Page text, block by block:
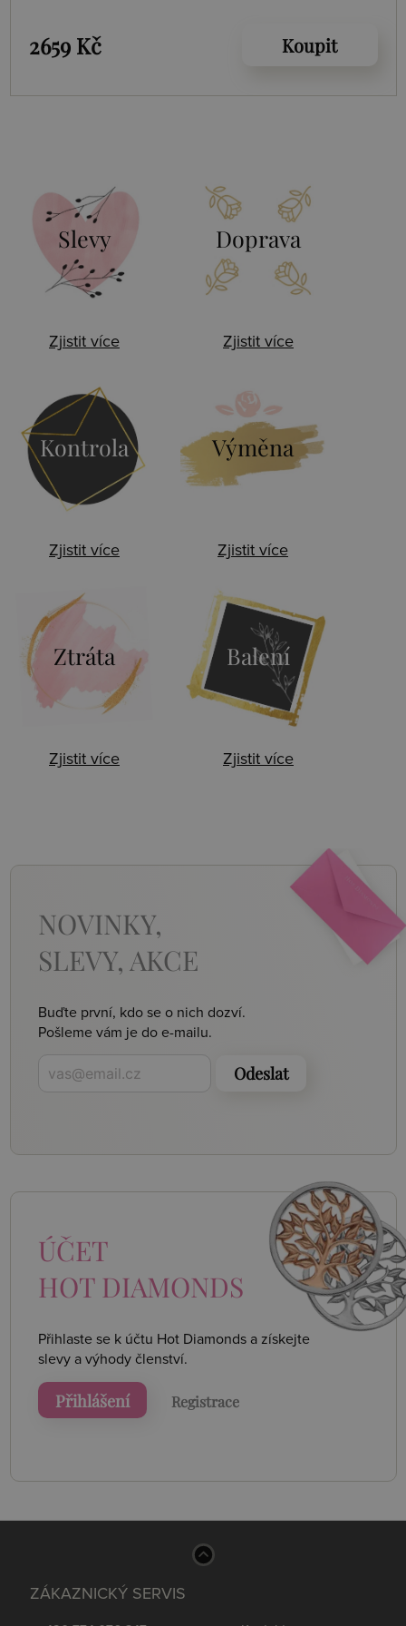
2659 Kč Koupit
Slevy
Zjistit více
Doprava
Zjistit více
Kontrola
Zjistit více
Výměna
Zjistit více
Ztráta
Zjistit více
Balení
Zjistit více
NOVINKY,
SLEVY, AKCE
Buďte první, kdo se o nich dozví.
Pošleme vám je do e-mailu.
Odeslat
ÚČET
HOT DIAMONDS
Přihlaste se k účtu Hot Diamonds a získejte
slevy a výhody členství.
Přihlášení Registrace
ZÁKAZNICKÝ SERVIS